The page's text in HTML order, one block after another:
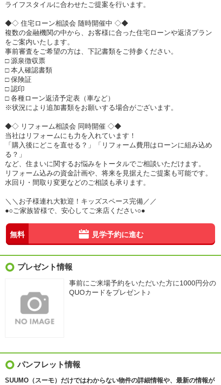
ライフスタイルに合わせたご提案を行います。
◆◇ 住宅ローン相談会 随時開催中 ◇◆
複数の金融機関の中から、お客様に合った住宅ローンや返済プラン
をご案内いたします。
事前審査をご希望の方は、下記書類をご持参ください。
□ 源泉徴収票
□ 本人確認書類
□ 保険証
□ 認印
□ 各種ローン返済予定表（車など）
※状況により追加書類をお願いする場合がございます。
◆◇ リフォーム相談会 同時開催 ◇◆
当社はリフォームにも力を入れています！
「購入後にどこを直せる？」「リフォーム費用はローンに組み込め
る？」
など、住まいに関するお悩みをトータルでご相談いただけます。
リフォーム込みの資金計画や、将来を見据えたご提案も可能です。
水回り・間取り変更などのご相談も承ります。
＼＼お子様連れ大歓迎！キッズスペース完備／／
●○ご家族皆様で、安心してご来店ください○●
無料 見学予約に進む
プレゼント情報
事前にご来場予約をいただいた方に1000円分の
QUOカードをプレゼント♪
パンフレット情報
SUUMO（スーモ）だけではわからない物件の詳細情報や、最新の情報が